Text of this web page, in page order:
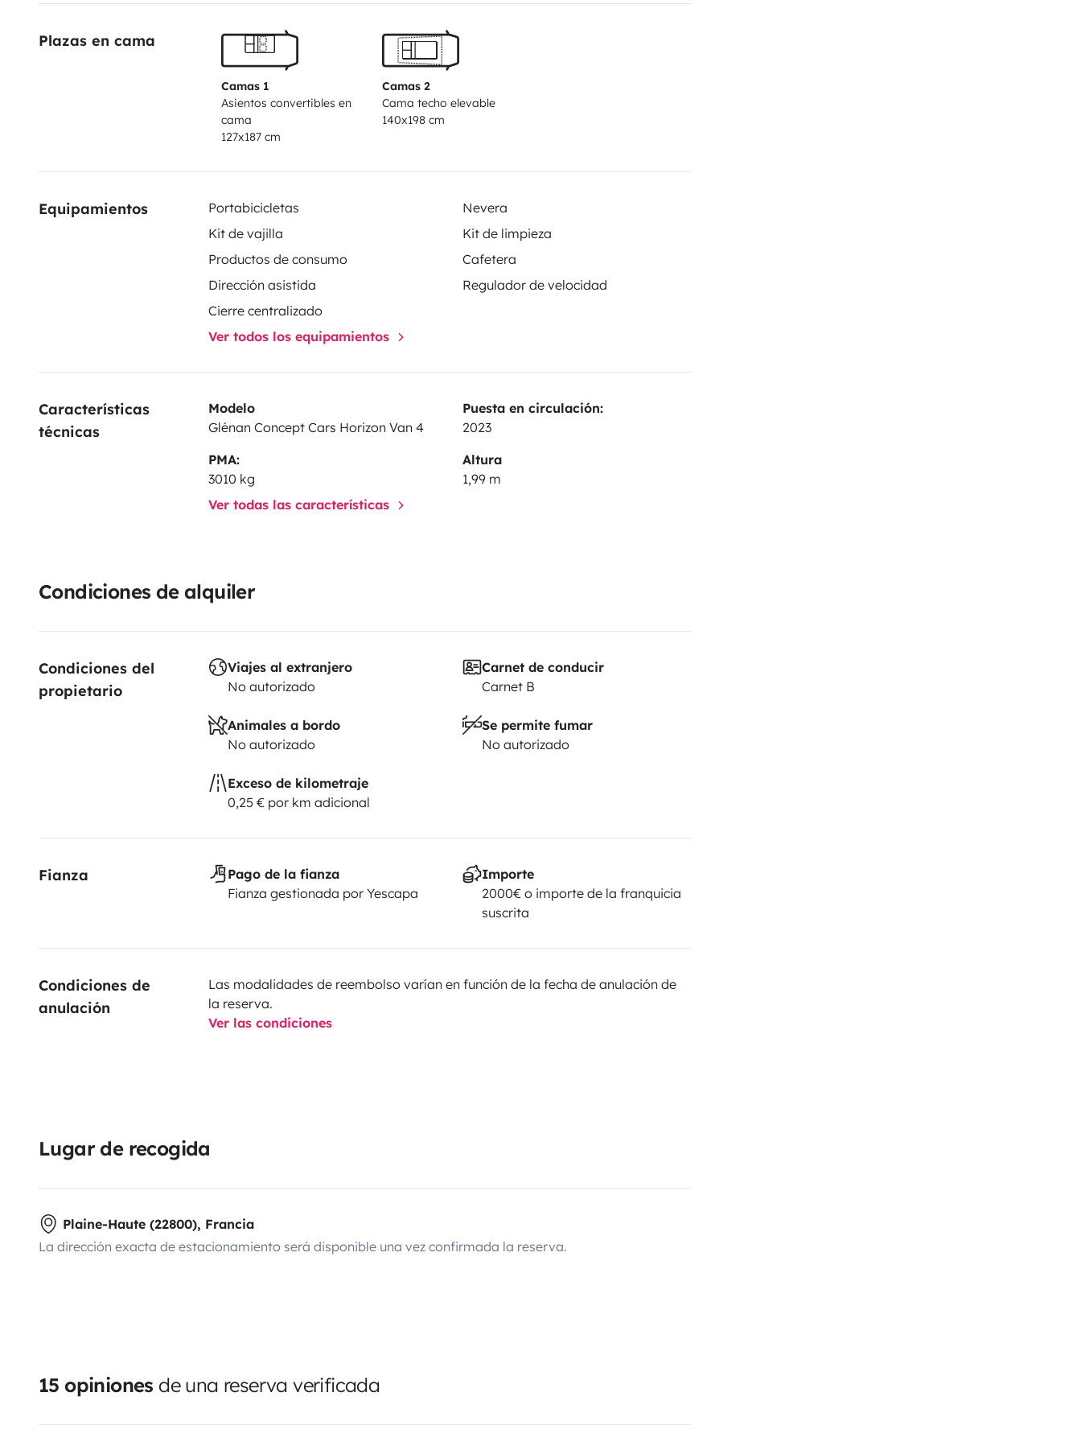
pivotants, table intérieure, toit panoramique, chauffage stationnaire, douchette, WC
chimique portable, table extérieure, 2 sièges extérieurs,...Avec cevan en conduire
, toutes les conditions sont réunies pour profiter au plus près des points
de vues uniques de la Bretagne, voire plus loin si affinité !…À bientôt !
Plazas en cama
Camas 1
Asientos convertibles en
cama
127x187 cm
Camas 2
Cama techo elevable
140x198 cm
Equipamientos Portabicicletas
Nevera
Kit de vajilla
Kit de limpieza
Productos de consumo
Cafetera
Dirección asistida
Regulador de velocidad
Cierre centralizado
Ver todos los equipamientos
Características
técnicas
Modelo
Glénan Concept Cars Horizon Van 4
Puesta en circulación:
2023
PMA:
3010 kg
Altura
1,99 m
Ver todas las características
Condiciones de alquiler
Condiciones del
propietario
Viajes al extranjero
No autorizado
Carnet de conducir
Carnet B
Animales a bordo
No autorizado
Se permite fumar
No autorizado
Exceso de kilometraje
0,25 € por km adicional
Fianza
Pago de la fianza
Fianza gestionada por Yescapa
Importe
2000€ o importe de la franquicia
suscrita
Condiciones de
anulación
Las modalidades de reembolso varían en función de la fecha de anulación de
la reserva.
Ver las condiciones
Lugar de recogida
Plaine-Haute (22800), Francia
La dirección exacta de estacionamiento será disponible una vez confirmada la reserva.
15 opiniones de una reserva verificada